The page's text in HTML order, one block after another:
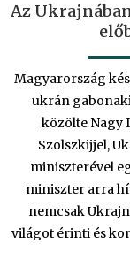
Az
Magyarország
ukrán
közölte Nagy
Szolszkijjel,
miniszterével
miniszter arra
nemcsak
világot érinti és